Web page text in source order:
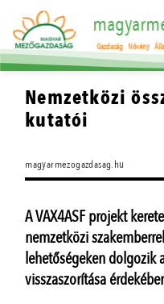
Gazdaság Növény
Nemzetközi
kutatói
magyarmezogazdasag.hu
A VAX4ASF projekt
nemzetközi
lehetőségeken dolgozik
visszaszorítása